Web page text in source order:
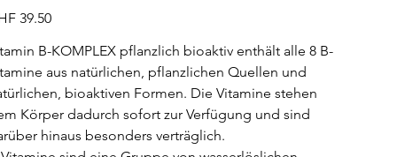
39.50
B-KOMPLEX pflanzlich bioaktiv enthält alle 8 B-
aus natürlichen, pflanzlichen Quellen und
bioaktiven Formen. Die Vitamine stehen
Körper dadurch sofort zur Verfügung und sind
hinaus besonders verträglich.